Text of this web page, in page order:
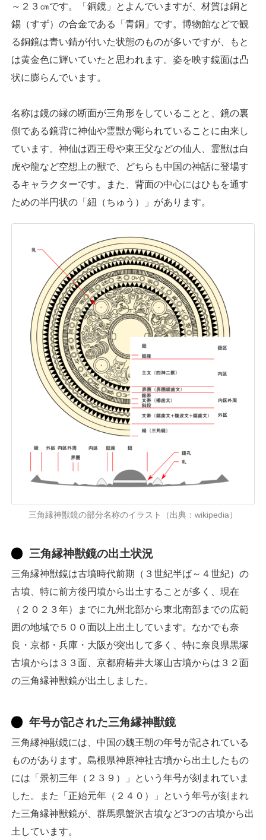
～２３㎝です。「銅鏡」とよんでいますが、材質は銅と
錫（すず）の合金である「青銅」です。博物館などで観
る銅鏡は青い錆が付いた状態のものが多いですが、もと
は黄金色に輝いていたと思われます。姿を映す鏡面は凸
状に膨らんでいます。
名称は鏡の縁の断面が三角形をしていることと、鏡の裏
側である鏡背に神仙や霊獣が彫られていることに由来し
ています。神仙は西王母や東王父などの仙人、霊獣は白
虎や龍など空想上の獣で、どちらも中国の神話に登場す
るキャラクターです。また、背面の中心にはひもを通す
ための半円状の「紐（ちゅう）」があります。
三角縁神獣鏡の部分名称のイラスト（出典：wikipedia）
三角縁神獣鏡の出土状況
三角縁神獣鏡は古墳時代前期（３世紀半ば～４世紀）の
古墳、特に前方後円墳から出土することが多く、現在
（２０２３年）までに九州北部から東北南部までの広範
囲の地域で５００面以上出土しています。なかでも奈
良・京都・兵庫・大阪が突出して多く、特に奈良県黒塚
古墳からは３３面、京都府椿井大塚山古墳からは３２面
の三角縁神獣鏡が出土しました。
年号が記された三角縁神獣鏡
三角縁神獣鏡には、中国の魏王朝の年号が記されている
ものがあります。島根県神原神社古墳から出土したもの
には「景初三年（２３９）」という年号が刻まれていま
した。また「正始元年（２４０）」という年号が刻まれ
た三角縁神獣鏡が、群馬県蟹沢古墳など3つの古墳から出
土しています。